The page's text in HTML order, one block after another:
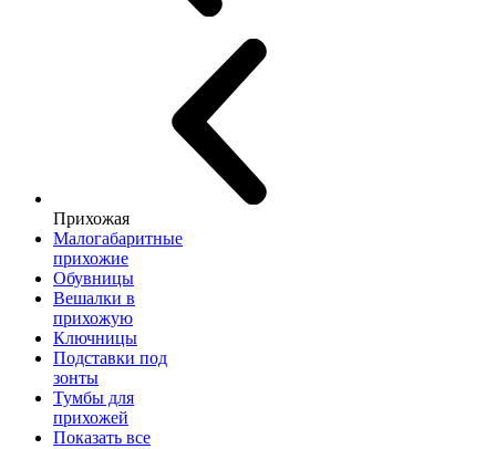
Прихожая
Малогабаритные
прихожие
Обувницы
Вешалки в
прихожую
Ключницы
Подставки под
зонты
Тумбы для
прихожей
Показать все